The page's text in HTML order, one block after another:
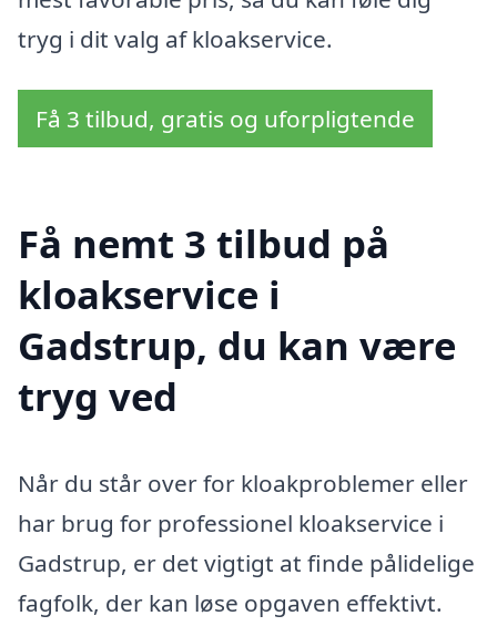
tryg i dit valg af kloakservice.
Få 3 tilbud, gratis og uforpligtende
Få nemt 3 tilbud på
kloakservice i
Gadstrup, du kan være
tryg ved
Når du står over for kloakproblemer eller
har brug for professionel kloakservice i
Gadstrup, er det vigtigt at finde pålidelige
fagfolk, der kan løse opgaven effektivt.